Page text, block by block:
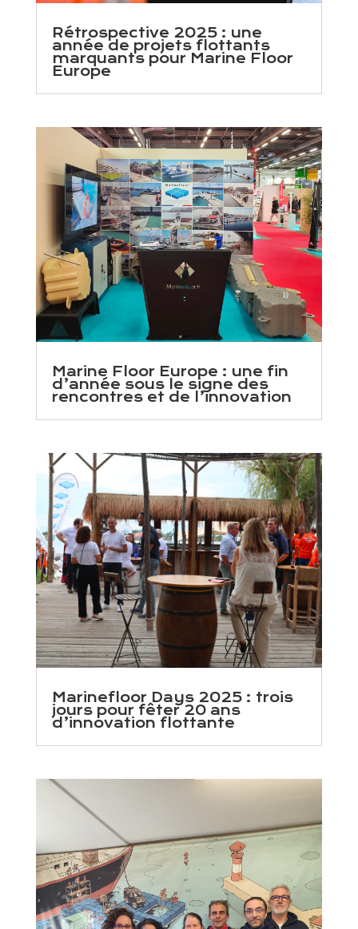
Rétrospective 2025 : une
année de projets flottants
marquants pour Marine Floor
Europe
Marine Floor Europe : une fin
d’année sous le signe des
rencontres et de l’innovation
Marinefloor Days 2025 : trois
jours pour fêter 20 ans
d’innovation flottante